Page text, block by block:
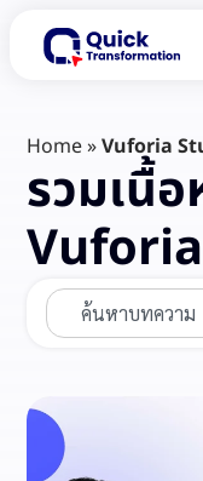
Home»Vuforia
รวมเนื้